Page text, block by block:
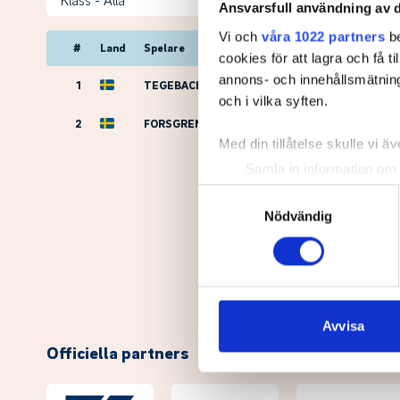
Ansvarsfull användning av
Vi och våra 1022 partners
cookies för att lagra och få
annons- och
och i vilka syften.
Med din tillåtelse skulle vi
Samla in information
Identifiera din enhet
Ta reda på mer om hur
eller dra tillbaka ditt
sociala medier och
till de sociala medier och
Nödvändig
Avvisa
# Land Spelare
1 TEGEBACK, Oscar
2 FORSGREN, Sigge
Officiella partners